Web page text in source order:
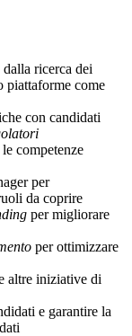
dalla ricerca dei
piattaforme come
con candidati
competenze
per
da coprire
per migliorare
per ottimizzare
altre iniziative di
e garantire la